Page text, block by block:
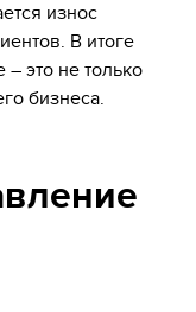
износ
В итоге
это не только
бизнеса.